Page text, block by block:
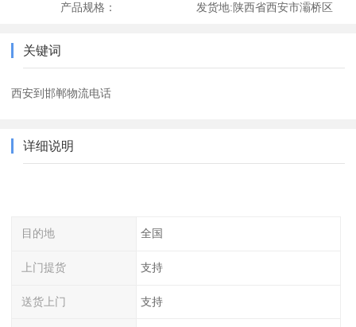
产品规格： 发货地:陕西省西安市灞桥区
关键词
西安到邯郸物流电话
详细说明
目的地 全国
上门提货 支持
送货上门 支持